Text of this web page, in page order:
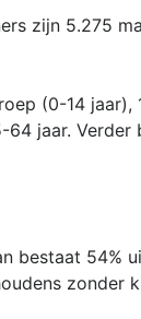
zijn 5.275
(0-14 jaar),
64 jaar. Verder
bestaat 54%
zonder